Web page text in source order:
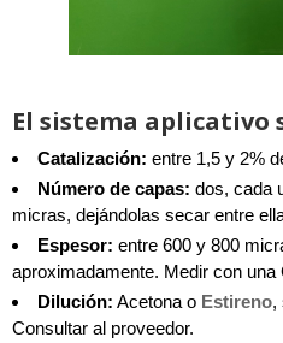
El sistema aplicativo
Catalización: entre 1,5 y 2%
Número de capas: dos, cada
micras, dejándolas secar entre
Espesor: entre 600 y 800
aproximadamente. Medir con una
Dilución: Acetona o Estireno,
Consultar al proveedor.